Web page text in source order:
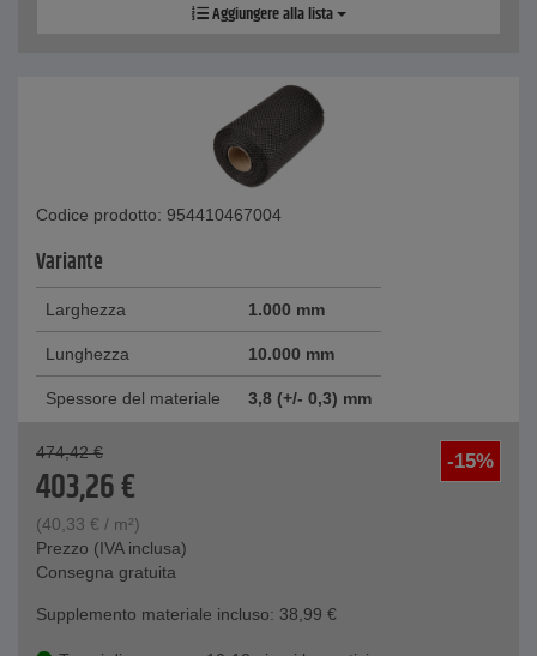
Aggiungere alla lista
Codice prodotto: 954410467004
Variante
Larghezza 1.000 mm
Lunghezza 10.000 mm
Spessore del materiale 3,8 (+/- 0,3) mm
-15%
474,42 €
403,26€
(40,33 € / m²)
Prezzo (IVA inclusa)
Consegna gratuita
Supplemento materiale incluso: 38,99 €